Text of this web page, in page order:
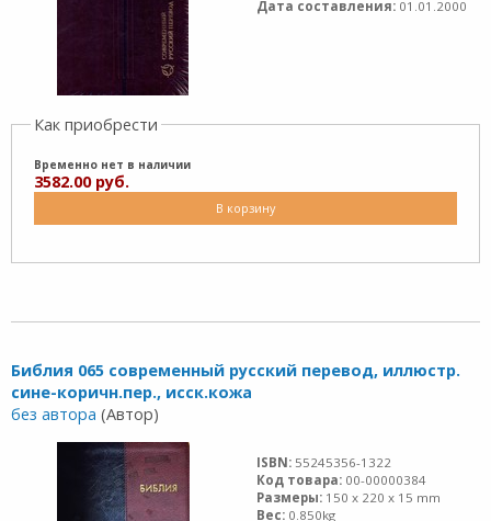
Дата составления: 01.01.2000
Как приобрести
Временно нет в наличии
3582.00 руб.
В корзину
Библия 065 современный русский перевод, иллюстр.
сине-коричн.пер., исск.кожа
без автора (Автор)
ISBN: 55245356-1322
Код товара: 00-00000384
Размеры: 150 x 220 x 15 mm
Вес: 0.850kg